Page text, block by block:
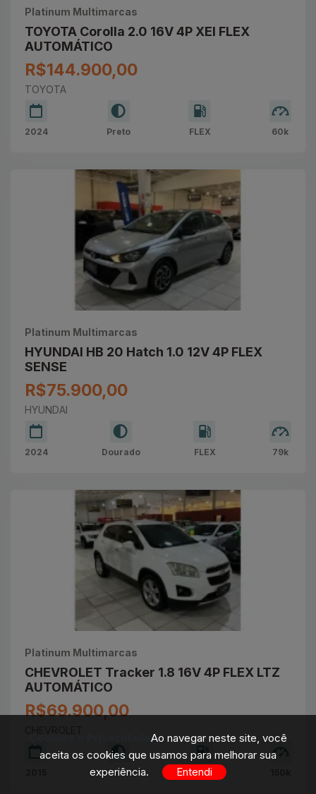
Platinum Multimarcas
TOYOTA Corolla 2.0 16V 4P XEI FLEX
AUTOMÁTICO
R$144.900,00
TOYOTA
2024 Preto FLEX 60k
Platinum Multimarcas
HYUNDAI HB 20 Hatch 1.0 12V 4P FLEX
SENSE
R$75.900,00
HYUNDAI
2024 Dourado FLEX 79k
Platinum Multimarcas
CHEVROLET Tracker 1.8 16V 4P FLEX LTZ
AUTOMÁTICO
R$69.900,00
Branco FLEX
Cookies e Privacidade Ao navegar neste site, você
aceita os cookies que usamos para melhorar sua
experiência.
Entendi